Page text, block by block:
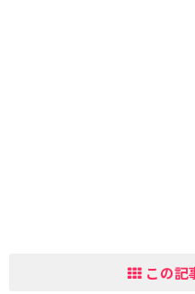
この記